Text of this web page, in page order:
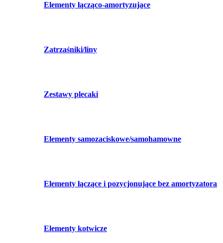
Elementy łącząco-amortyzujące
Zatrzaśniki/liny
Zestawy plecaki
Elementy samozaciskowe/samohamowne
Elementy łączące i pozycjonujące bez amortyzatora
Elementy kotwicze